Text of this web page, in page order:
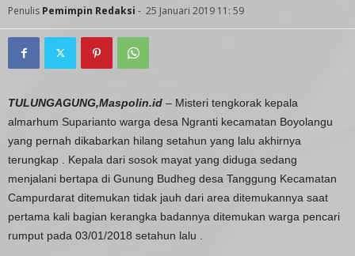
Penulis Pemimpin Redaksi - 25 Januari 2019 11: 59
TULUNGAGUNG,Maspolin.id – Misteri tengkorak kepala
almarhum Suparianto warga desa Ngranti kecamatan Boyolangu
yang pernah dikabarkan hilang setahun yang lalu akhirnya
terungkap . Kepala dari sosok mayat yang diduga sedang
menjalani bertapa di Gunung Budheg desa Tanggung Kecamatan
Campurdarat ditemukan tidak jauh dari area ditemukannya saat
pertama kali bagian kerangka badannya ditemukan warga pencari
rumput pada 03/01/2018 setahun lalu .